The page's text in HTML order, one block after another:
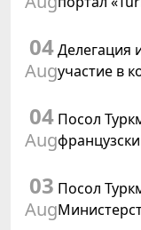
заседания
04
Aug
Делегация
участие в
04
Aug
Посол
03
Aug
Посол